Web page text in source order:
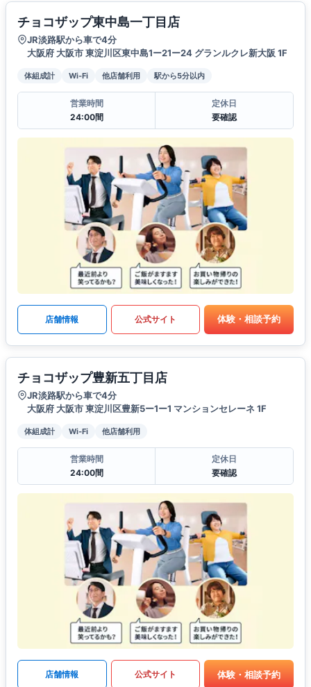
チョコザップ東中島一丁目店
JR淡路駅から車で4分
大阪府 大阪市 東淀川区東中島1ー21ー24 グランルクレ新大阪 1F
体組成計 Wi-Fi 他店舗利用 駅から5分以内
営業時間
24:00間
定休日
要確認
店舗情報 公式サイト 体験・相談予約
チョコザップ豊新五丁目店
JR淡路駅から車で4分
大阪府 大阪市 東淀川区豊新5ー1ー1 マンションセレーネ 1F
体組成計 Wi-Fi 他店舗利用
営業時間
24:00間
定休日
要確認
店舗情報 公式サイト 体験・相談予約